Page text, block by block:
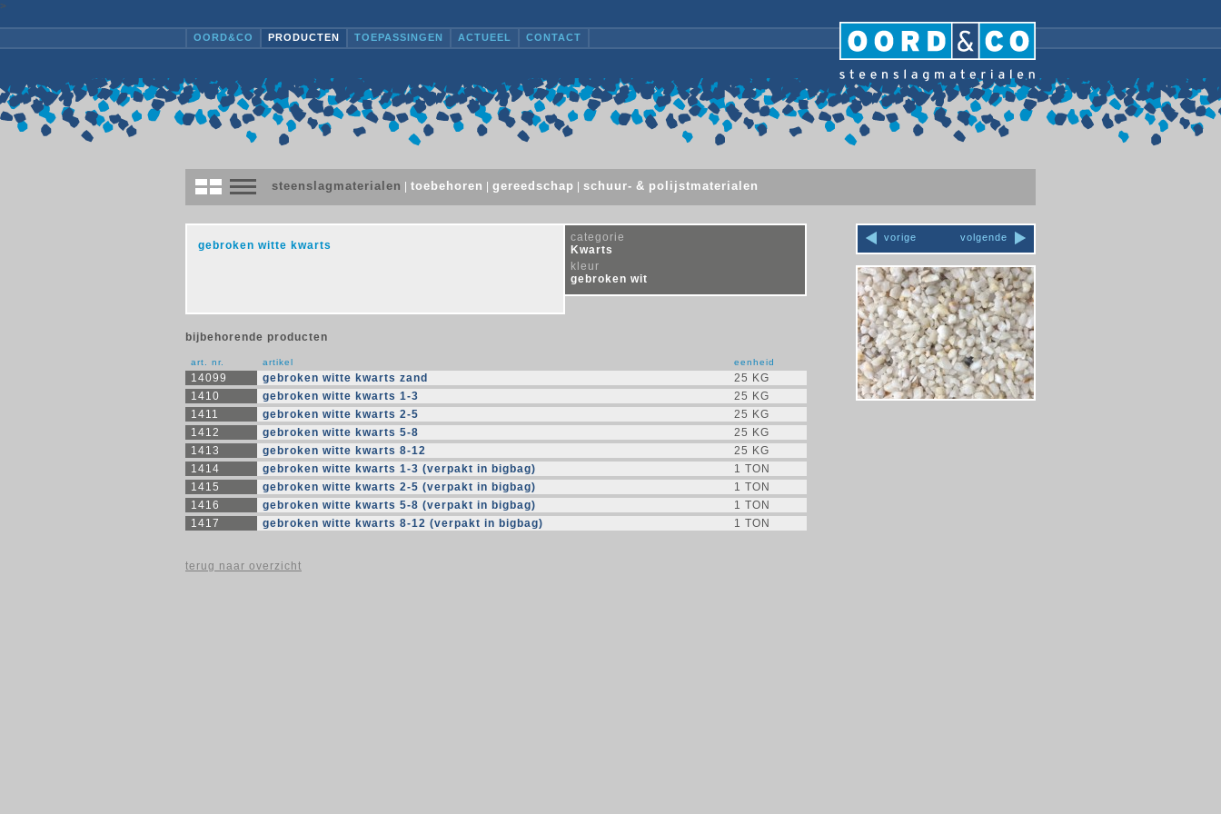
>
OORD&CO PRODUCTEN TOEPASSINGEN ACTUEEL CONTACT
steenslagmaterialen toebehoren gereedschap schuur- & polijstmaterialen
gebroken witte kwarts
categorie
Kwarts
kleur
gebroken wit
bijbehorende producten
art. nr. artikel eenheid
14099 gebroken witte kwarts zand
25 KG
1410
gebroken witte kwarts 1-3
25 KG
1411
gebroken witte kwarts 2-5
25 KG
1412
gebroken witte kwarts 5-8
25 KG
1413
gebroken witte kwarts 8-12
25 KG
1414
gebroken witte kwarts 1-3 (verpakt in bigbag)
1 TON
1415
gebroken witte kwarts 2-5 (verpakt in bigbag)
1 TON
1416
gebroken witte kwarts 5-8 (verpakt in bigbag)
1 TON
1417
gebroken witte kwarts 8-12 (verpakt in bigbag) 1 TON
terug naar overzicht
vorige volgende